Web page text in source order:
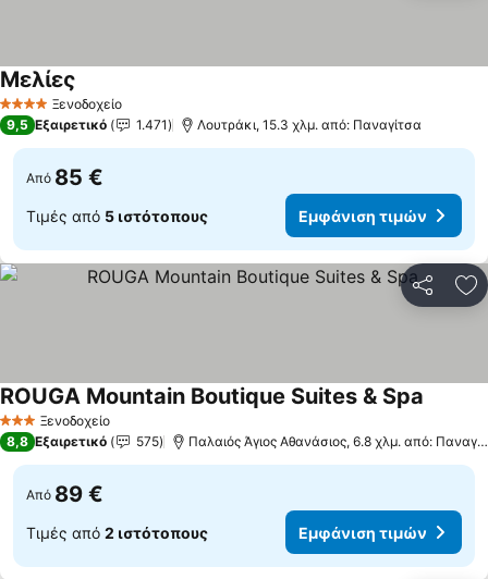
4 ΑστέριαΞενοδοχείο
Μελίες
9,5 Εξαιρετικό 1.471 Λουτράκι, 15.3 χλμ. από: Παναγίτσα
Από 85 €
Τιμές από 5 ιστότοπους Εμφάνιση τιμών
3 ΑστέριαΞενοδοχείο
ROUGA Mountain Boutique Suites & Spa
8,8 Εξαιρετικό 575 Παλαιός Άγιος Αθανάσιος, 6.8 χλμ. από: Παναγίτσα
Από 89 €
Τιμές από 2 ιστότοπους Εμφάνιση τιμών